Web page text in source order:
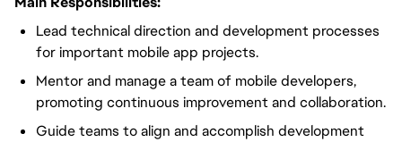
Lead technical direction and development processes
for important mobile app projects.
Mentor and manage a team of mobile developers,
promoting continuous improvement and collaboration.
Guide teams to align and accomplish development